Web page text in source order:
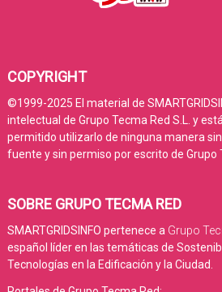
COPYRIGHT
©1999-2025 El material de
intelectual de Grupo Tecma Red S.L. y
permitido utilizarlo de ninguna manera
fuente y sin permiso por escrito de Grupo
SOBRE GRUPO TECMA RED
SMARTGRIDSINFO pertenece a Grupo
español líder en las temáticas de
Tecnologías en la Edificación y la Ciudad.